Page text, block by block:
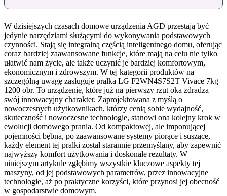
W dzisiejszych czasach domowe urządzenia AGD przestają być
jedynie narzędziami służącymi do wykonywania podstawowych
czynności. Stają się integralną częścią inteligentnego domu, oferując
coraz bardziej zaawansowane funkcje, które mają na celu nie tylko
ułatwić nam życie, ale także uczynić je bardziej komfortowym,
ekonomicznym i zdrowszym. W tej kategorii produktów na
szczególną uwagę zasługuje pralka LG F2WN4S7S2T Vivace 7kg
1200 obr. To urządzenie, które już na pierwszy rzut oka zdradza
swój innowacyjny charakter. Zaprojektowana z myślą o
nowoczesnych użytkownikach, którzy cenią sobie wydajność,
skuteczność i nowoczesne technologie, stanowi ona kolejny krok w
ewolucji domowego prania. Od kompaktowej, ale imponującej
pojemności bębna, po zaawansowane systemy piorące i suszące,
każdy element tej pralki został starannie przemyślany, aby zapewnić
najwyższy komfort użytkowania i doskonałe rezultaty. W
niniejszym artykule zgłębimy wszystkie kluczowe aspekty tej
maszyny, od jej podstawowych parametrów, przez innowacyjne
technologie, aż po praktyczne korzyści, które przynosi jej obecność
w gospodarstwie domowym.